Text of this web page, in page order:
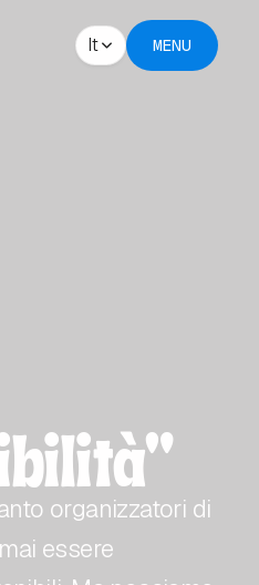
It MENU
organizzatori di
essere